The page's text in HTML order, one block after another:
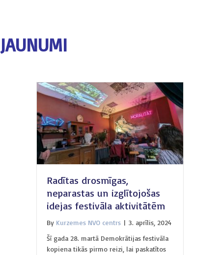
JAUNUMI
Radītas drosmīgas,
neparastas un izglītojošas
idejas festivāla aktivitātēm
By Kurzemes NVO centrs | 3. aprīlis, 2024
Šī gada 28. martā Demokrātijas festivāla
kopiena tikās pirmo reizi, lai paskatītos